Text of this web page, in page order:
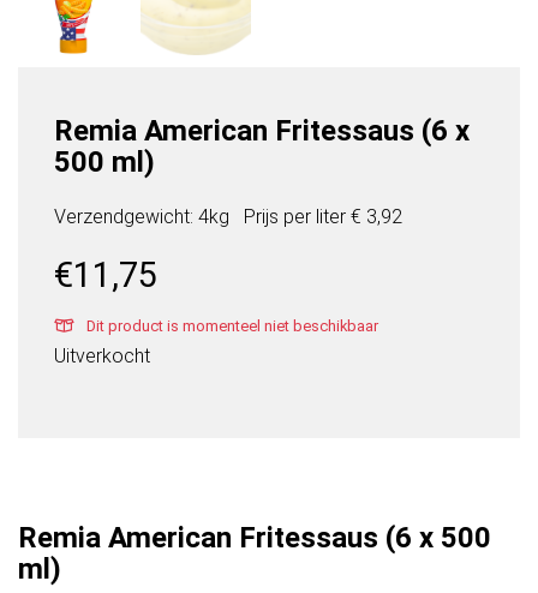
Remia American Fritessaus (6 x
500 ml)
Verzendgewicht: 4kg Prijs per liter € 3,92
€11,75
Dit product is momenteel niet beschikbaar
Uitverkocht
Remia American Fritessaus (6 x 500
ml)